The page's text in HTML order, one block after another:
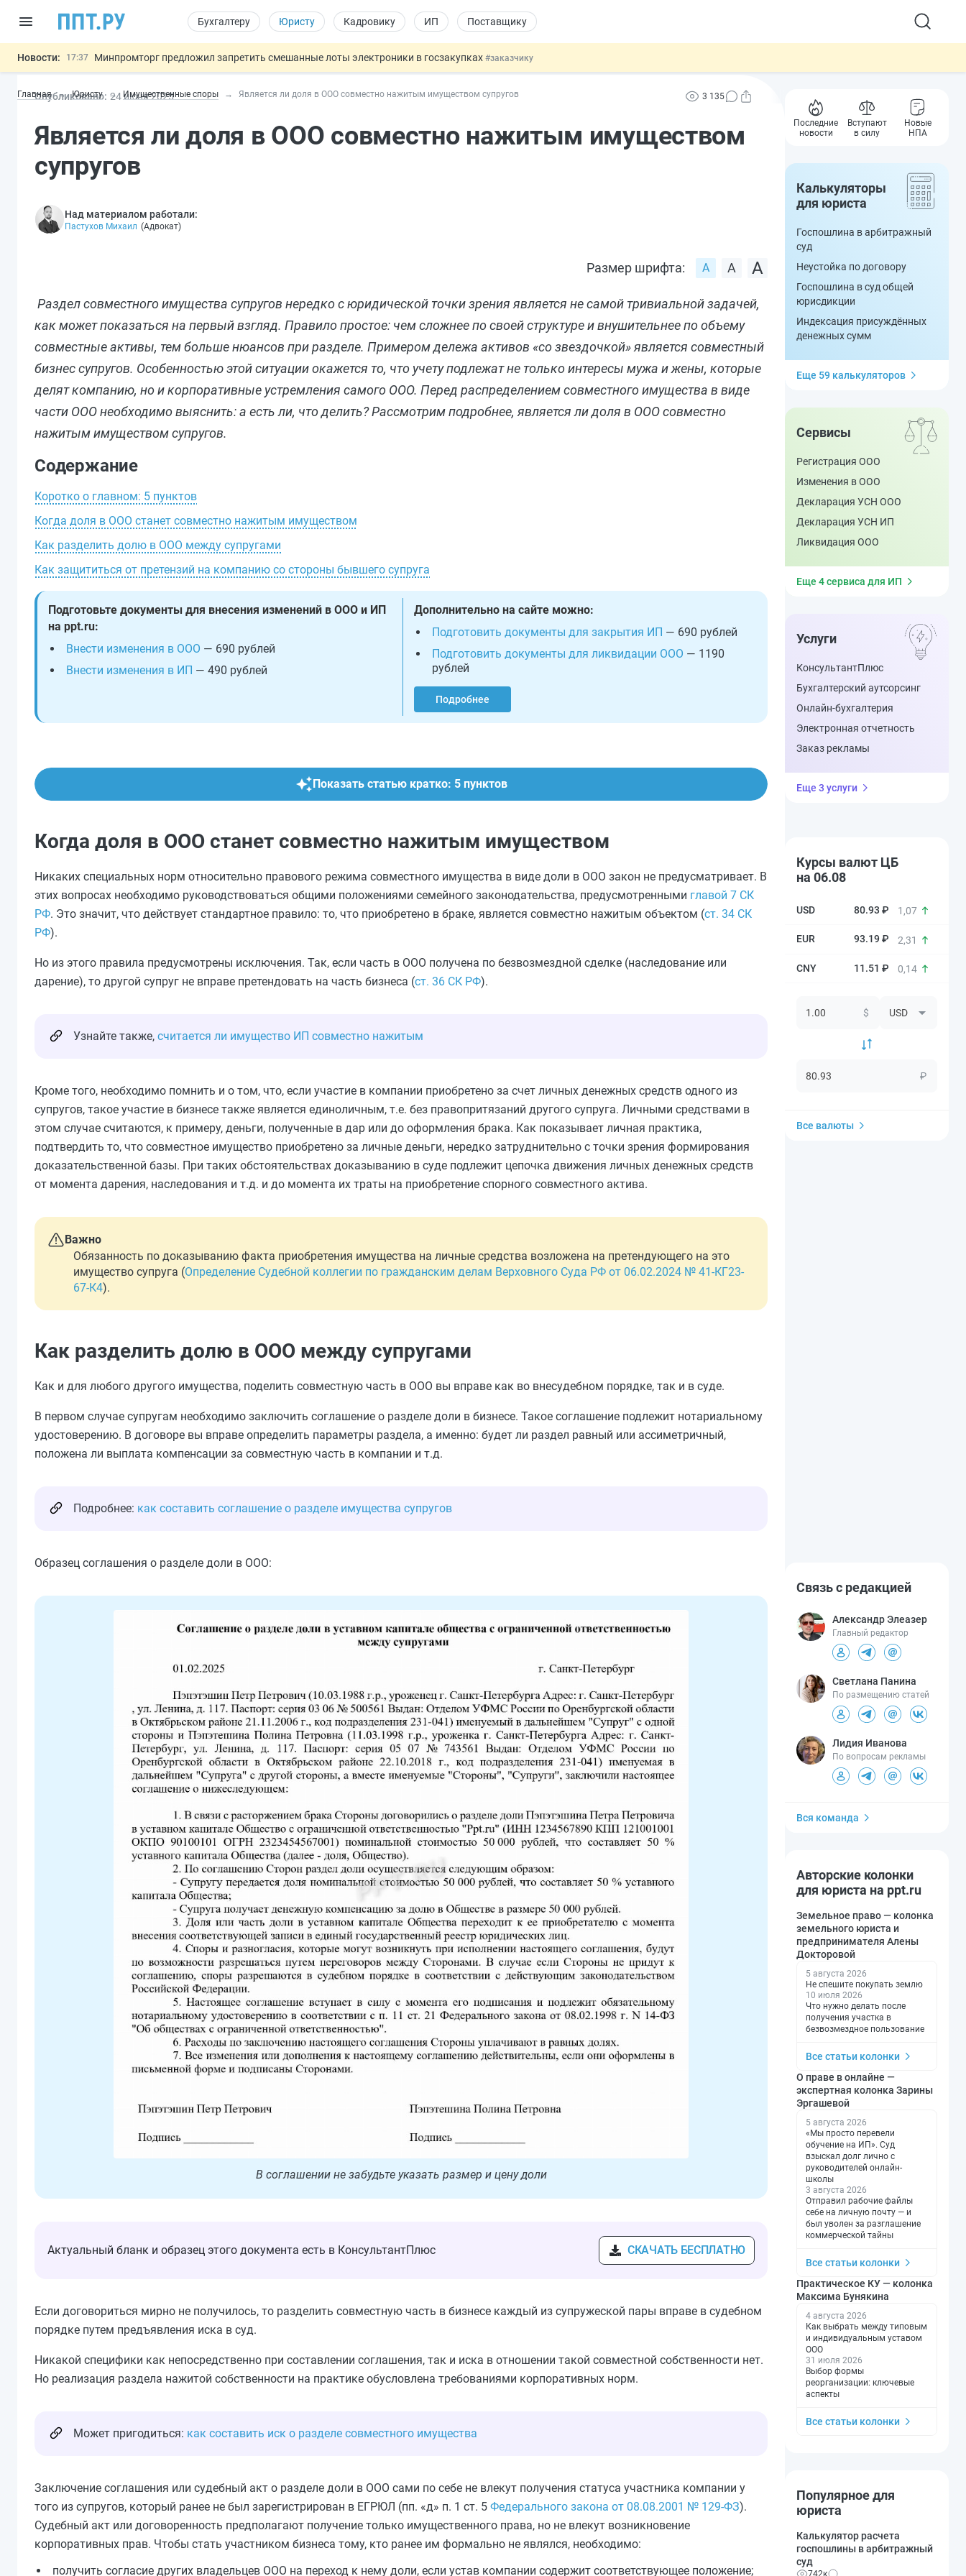
Бухгалтеру Юристу Кадровику ИП Поставщику
Новости: 17:37 Минпромторг предложил запретить смешанные лоты электроники в госзакупках #заказчику
16:30 Возврат денег за риелторские услуги при недействительных сделках: инициатива#юристу
13:48
Важно Обеспечительный платёж СПОТ могут заменить банковской гарантией#бухгалтеру
Главная Юристу Имущественные споры Является ли доля в ООО совместно нажитым имуществом супругов
Опубликовано: 24 июня2025 3 135
Является ли доля в ООО совместно нажитым имуществом
супругов
Над материалом работали:
Пастухов Михаил (Адвокат)
Размер шрифта:
Раздел совместного имущества супругов нередко с юридической точки зрения является не самой тривиальной задачей,
как может показаться на первый взгляд. Правило простое: чем сложнее по своей структуре и внушительнее по объему
совместные активы, тем больше нюансов при разделе. Примером дележа активов «со звездочкой» является совместный
бизнес супругов. Особенностью этой ситуации окажется то, что учету подлежат не только интересы мужа и жены, которые
делят компанию, но и корпоративные устремления самого ООО. Перед распределением совместного имущества в виде
части ООО необходимо выяснить: а есть ли, что делить? Рассмотрим подробнее, является ли доля в ООО совместно
нажитым имуществом супругов.
Содержание
Коротко о главном: 5 пунктов
Когда доля в ООО станет совместно нажитым имуществом
Как разделить долю в ООО между супругами
Как защититься от претензий на компанию со стороны бывшего супруга
Подготовьте документы для внесения изменений в ООО и ИП
на ppt.ru:
Внести изменения в ООО — 690 рублей
Внести изменения в ИП — 490 рублей
Дополнительно на сайте можно:
Подготовить документы для закрытия ИП — 690 рублей
Подготовить документы для ликвидации ООО — 1190
рублей
Подробнее
Показать статью кратко: 5 пунктов
Когда доля в ООО станет совместно нажитым имуществом
Никаких специальных норм относительно правового режима совместного имущества в виде доли в ООО закон не предусматривает. В
этих вопросах необходимо руководствоваться общими положениями семейного законодательства, предусмотренными главой 7 СК
РФ. Это значит, что действует стандартное правило: то, что приобретено в браке, является совместно нажитым объектом (ст. 34 СК
РФ).
Но из этого правила предусмотрены исключения. Так, если часть в ООО получена по безвозмездной сделке (наследование или
дарение), то другой супруг не вправе претендовать на часть бизнеса (ст. 36 СК РФ).
Узнайте также, считается ли имущество ИП совместно нажитым
Кроме того, необходимо помнить и о том, что, если участие в компании приобретено за счет личных денежных средств одного из
супругов, такое участие в бизнесе также является единоличным, т.е. без правопритязаний другого супруга. Личными средствами в
этом случае считаются, к примеру, деньги, полученные в дар или до оформления брака. Как показывает личная практика,
подтвердить то, что совместное имущество приобретено за личные деньги, нередко затруднительно с точки зрения формирования
доказательственной базы. При таких обстоятельствах доказыванию в суде подлежит цепочка движения личных денежных средств
от момента дарения, наследования и т.д. и до момента их траты на приобретение спорного совместного актива.
Важно
Обязанность по доказыванию факта приобретения имущества на личные средства возложена на претендующего на это
имущество супруга (Определение Судебной коллегии по гражданским делам Верховного Суда РФ от 06.02.2024 № 41-КГ23-
67-К4).
Как разделить долю в ООО между супругами
Как и для любого другого имущества, поделить совместную часть в ООО вы вправе как во внесудебном порядке, так и в суде.
В первом случае супругам необходимо заключить соглашение о разделе доли в бизнесе. Такое соглашение подлежит нотариальному
удостоверению. В договоре вы вправе определить параметры раздела, а именно: будет ли раздел равный или ассиметричный,
положена ли выплата компенсации за совместную часть в компании и т.д.
Подробнее: как составить соглашение о разделе имущества супругов
Образец соглашения о разделе доли в ООО:
В соглашении не забудьте указать размер и цену доли
Актуальный бланк и образец этого документа есть в КонсультантПлюс СКАЧАТЬ БЕСПЛАТНО
Если договориться мирно не получилось, то разделить совместную часть в бизнесе каждый из супружеской пары вправе в судебном
порядке путем предъявления иска в суд.
Никакой специфики как непосредственно при составлении соглашения, так и иска в отношении такой совместной собственности нет.
Но реализация раздела нажитой собственности на практике обусловлена требованиями корпоративных норм.
Может пригодиться: как составить иск о разделе совместного имущества
Заключение соглашения или судебный акт о разделе доли в ООО сами по себе не влекут получения статуса участника компании у
того из супругов, который ранее не был зарегистрирован в ЕГРЮЛ (пп. «д» п. 1 ст. 5 Федерального закона от 08.08.2001 № 129-ФЗ).
Судебный акт или договоренность предполагают получение только имущественного права, но не влекут возникновение
корпоративных прав. Чтобы стать участником бизнеса тому, кто ранее им формально не являлся, необходимо:
получить согласие других владельцев ООО на переход к нему доли, если устав компании содержит соответствующее положение;
Последние
новости
Вступают
в силу
Новые
НПА
Калькуляторы
для юриста
Госпошлина в арбитражный
суд
Неустойка по договору
Госпошлина в суд общей
юрисдикции
Индексация присуждённых
денежных сумм
Еще 59 калькуляторов
Сервисы
Регистрация ООО
Изменения в ООО
Декларация УСН ООО
Декларация УСН ИП
Ликвидация ООО
Еще 4 сервиса для ИП
Услуги
КонсультантПлюс
Бухгалтерский аутсорсинг
Онлайн-бухгалтерия
Электронная отчетность
Заказ рекламы
Еще 3 услуги
Курсы валют ЦБ
на 06.08
80.93 ₽ 1,07
93.19 ₽ 2,31
11.51 ₽ 0,14
$
₽
Все валюты
Связь с редакцией
Александр Элеазер
Главный редактор
Светлана Панина
По размещению статей
Лидия Иванова
По вопросам рекламы
Вся команда
Авторские колонки
для юриста на ppt.ru
Земельное право — колонка
земельного юриста и
предпринимателя Алены
Докторовой
5 августа 2026
Не спешите покупать землю
10 июля 2026
Что нужно делать после
получения участка в
безвозмездное пользование
Все статьи колонки
О праве в онлайне —
экспертная колонка Зарины
Эргашевой
5 августа 2026
«Мы просто перевели
обучение на ИП». Суд
взыскал долг лично с
руководителей онлайн-
школы
3 августа 2026
Отправил рабочие файлы
себе на личную почту — и
был уволен за разглашение
коммерческой тайны
Все статьи колонки
Практическое КУ — колонка
Максима Бунякина
4 августа 2026
Как выбрать между типовым
и индивидуальным уставом
ООО
31 июля 2026
Выбор формы
реорганизации: ключевые
аспекты
Все статьи колонки
Популярное для
юриста
Калькулятор расчета
госпошлины в арбитражный
суд